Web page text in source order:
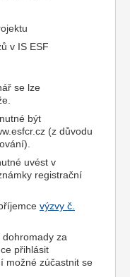
v IS ESF
se lze
být
(z důvodu
uvést v
registrační
výzvy č.
za
přihlásit
možné zúčastnit se